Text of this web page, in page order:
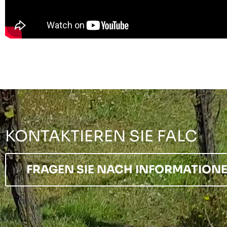
KONTAKTIEREN SIE FALC
FRAGEN SIE NACH